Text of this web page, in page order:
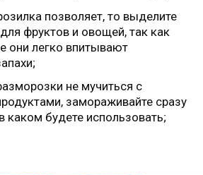
позволяет, то выделите
фруктов и овощей, так как
они легко впитывают
не мучиться с
замораживайте сразу
каком будете использовать;